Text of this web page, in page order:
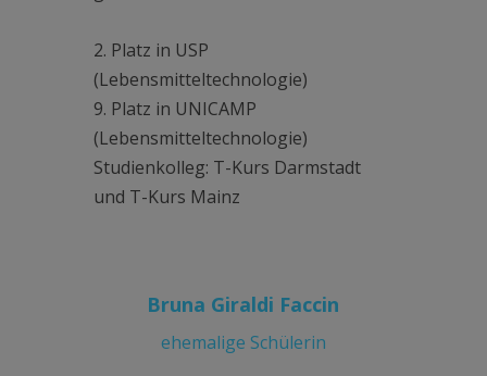
2. Platz in USP
(Lebensmitteltechnologie)
9. Platz in UNICAMP
(Lebensmitteltechnologie)
Studienkolleg: T-Kurs Darmstadt
und T-Kurs Mainz
Bruna Giraldi Faccin
ehemalige Schülerin